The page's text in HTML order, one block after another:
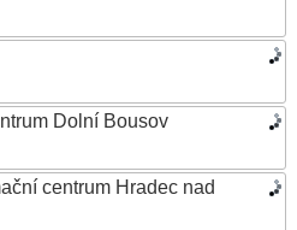
Dolní Bousov
centrum Hradec nad